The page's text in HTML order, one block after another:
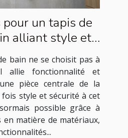
pour un tapis de
alliant style et
sécurité
bain ne se choisit pas à
allie fonctionnalité et
pièce centrale de la
style et sécurité à cet
possible grâce à
en matière de matériaux,